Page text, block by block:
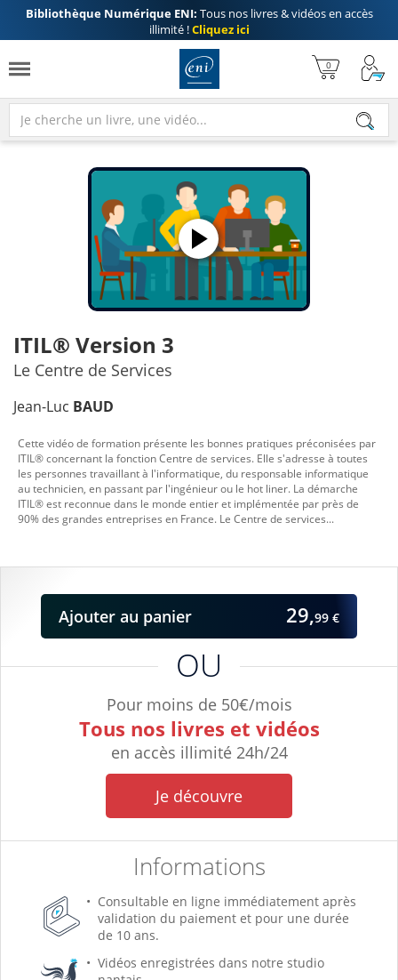
Bibliothèque Numérique ENI: Tous nos livres & vidéos en accès
illimité !Cliquez ici
ITIL® Version 3
Le Centre de Services
Jean-Luc BAUD
OU
Pour moins de 50€/mois
Tous nos livres et vidéos
en accès illimité 24h/24
Je découvre
Informations
Consultable en ligne immédiatement après
validation du paiement et pour une durée
de 10 ans.
Vidéos enregistrées dans notre studio
Ajouter au panier 29,99 €
Cette vidéo de formation présente les bonnes pratiques préconisées par
ITIL® concernant la fonction Centre de services. Elle s'adresse à toutes
les personnes travaillant à l'informatique, du responsable informatique
au technicien, en passant par l'ingénieur ou le hot liner. La démarche
ITIL® est reconnue dans le monde entier et implémentée par près de
90% des grandes entreprises en France. Le Centre de services...